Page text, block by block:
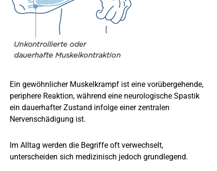
Ein gewöhnlicher Muskelkrampf ist eine vorübergehende,
periphere Reaktion, während eine neurologische Spastik
ein dauerhafter Zustand infolge einer zentralen
Nervenschädigung ist.
Im Alltag werden die Begriffe oft verwechselt,
unterscheiden sich medizinisch jedoch grundlegend.